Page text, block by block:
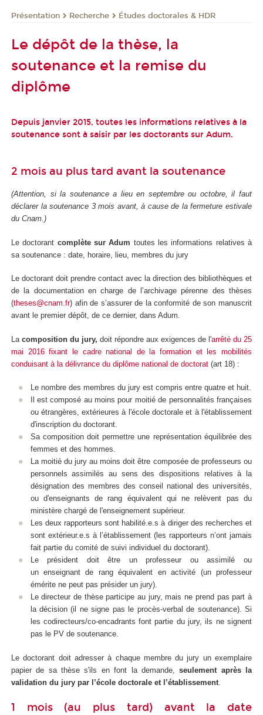
Présentation Recherche Études doctorales & HDR
Le dépôt de la thèse, la
soutenance et la remise du
diplôme
Depuis janvier 2015, toutes les informations relatives à la
soutenance sont à saisir par les doctorants sur Adum.
2 mois au plus tard avant la soutenance
(Attention, si la soutenance a lieu en septembre ou octobre, il faut
déclarer la soutenance 3 mois avant, à cause de la fermeture estivale
du Cnam.)
Le doctorant complète sur Adum toutes les informations relatives à
sa soutenance : date, horaire, lieu, membres du jury
Le doctorant doit prendre contact avec la direction des bibliothèques et
de la documentation en charge de l’archivage pérenne des thèses
(theses@cnam.fr) afin de s’assurer de la conformité de son manuscrit
avant le premier dépôt, de ce dernier, dans Adum.
La composition du jury, doit répondre aux exigences de l'arrêté du 25
mai 2016 fixant le cadre national de la formation et les mobilités
conduisant à la délivrance du diplôme national de doctorat (art 18) :
Le nombre des membres du jury est compris entre quatre et huit.
Il est composé au moins pour moitié de personnalités françaises
ou étrangères, extérieures à l'école doctorale et à l'établissement
d'inscription du doctorant.
Sa composition doit permettre une représentation équilibrée des
femmes et des hommes.
La moitié du jury au moins doit être composée de professeurs ou
personnels assimilés au sens des dispositions relatives à la
désignation des membres des conseil national des universités,
ou d'enseignants de rang équivalent qui ne relèvent pas du
ministère chargé de l'enseignement supérieur.
Les deux rapporteurs sont habilité.e.s à diriger des recherches et
sont extérieur.e.s à l’établissement (les rapporteurs n’ont jamais
fait partie du comité de suivi individuel du doctorant).
Le président doit être un professeur ou assimilé ou
un enseignant de rang équivalent en activité (un professeur
émérite ne peut pas présider un jury).
Le directeur de thèse participe au jury, mais ne prend pas part à
la décision (il ne signe pas le procès-verbal de soutenance). Si
les codirecteurs/co-encadrants font partie du jury, ils ne signent
pas le PV de soutenance.
Le doctorant doit adresser à chaque membre du jury un exemplaire
papier de sa thèse s'ils en font la demande,seulement après la
validation du jury par l’école doctorale et l’établissement
1 mois (au plus tard) avant la date